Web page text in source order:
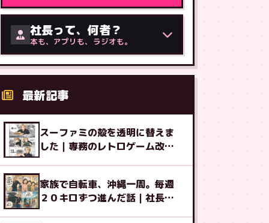
社長って、何者？
本も、アプリも、ラジオも。
最新記事
スーファミの殻を透明に替えま
した｜専務のレトロゲーム改造
家族で自転車、沖縄一周。毎週
２０キロずつ進んだ話｜社長ブ